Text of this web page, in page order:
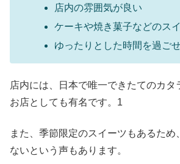
店内の雰囲気が良い
ケーキや焼き菓子などのス
ゆったりとした時間を過ご
店内には、日本で唯一できたてのカタ
お店としても有名です。1
また、季節限定のスイーツもあるため
ないという声もあります。